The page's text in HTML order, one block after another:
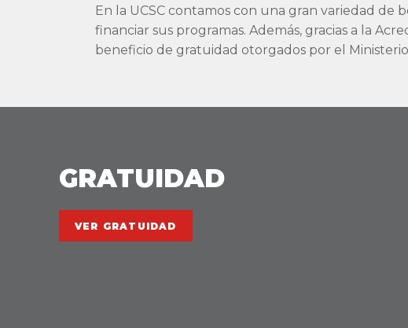
En la UCSC contamos con una gran variedad
financiar sus programas. Además, gracias a la
beneficio de gratuidad otorgados por el
GRATUIDAD
VER GRATUIDAD